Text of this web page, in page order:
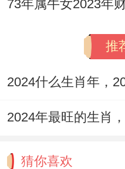
推
猜你喜欢